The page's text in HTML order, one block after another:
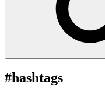
#hashtags